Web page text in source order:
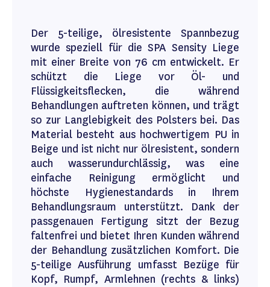
Der 5-teilige, ölresistente Spannbezug
wurde speziell für die SPA Sensity Liege
mit einer Breite von 76 cm entwickelt. Er
schützt die Liege vor Öl- und
Flüssigkeitsflecken, die während
Behandlungen auftreten können, und trägt
so zur Langlebigkeit des Polsters bei. Das
Material besteht aus hochwertigem PU in
Beige und ist nicht nur ölresistent, sondern
auch wasserundurchlässig, was eine
einfache Reinigung ermöglicht und
höchste Hygienestandards in Ihrem
Behandlungsraum unterstützt. Dank der
passgenauen Fertigung sitzt der Bezug
faltenfrei und bietet Ihren Kunden während
der Behandlung zusätzlichen Komfort. Die
5-teilige Ausführung umfasst Bezüge für
Kopf, Rumpf, Armlehnen (rechts & links)